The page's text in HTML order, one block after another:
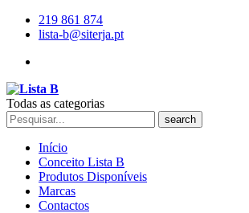
219 861 874
lista-b@siterja.pt
Todas as categorias
search
Início
Conceito Lista B
Produtos Disponíveis
Marcas
Contactos